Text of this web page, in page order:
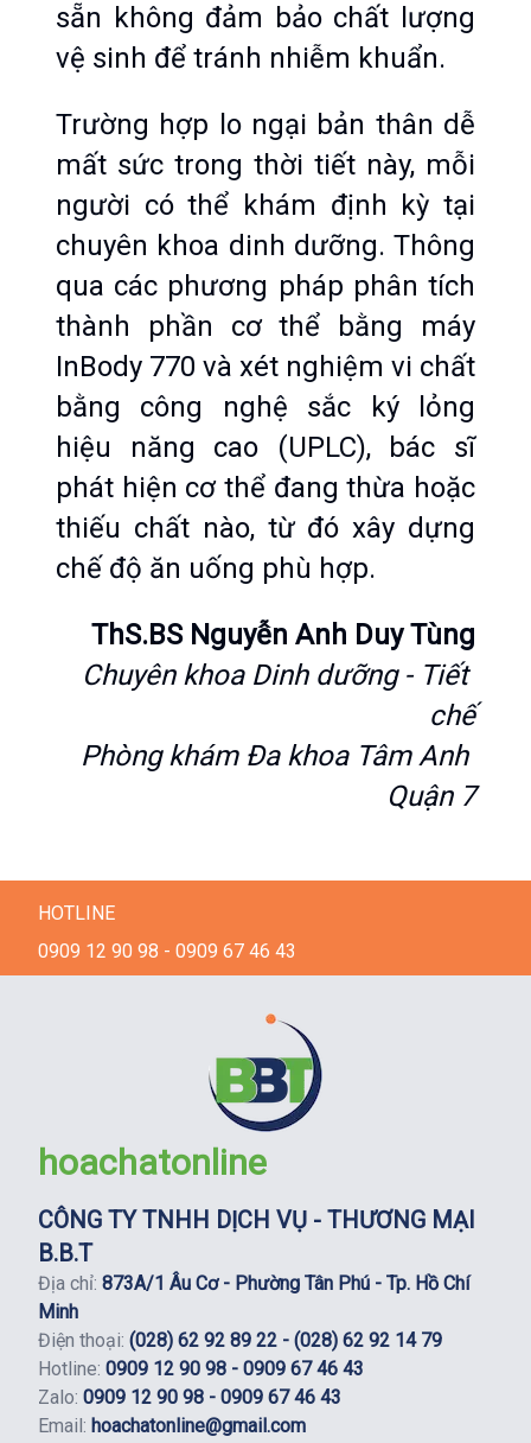
sẵn không đảm bảo chất lượng
vệ sinh để tránh nhiễm khuẩn.
Trường hợp lo ngại bản thân dễ
mất sức trong thời tiết này, mỗi
người có thể khám định kỳ tại
chuyên khoa dinh dưỡng. Thông
qua các phương pháp phân tích
thành phần cơ thể bằng máy
InBody 770 và xét nghiệm vi chất
bằng công nghệ sắc ký lỏng
hiệu năng cao (UPLC), bác sĩ
phát hiện cơ thể đang thừa hoặc
thiếu chất nào, từ đó xây dựng
chế độ ăn uống phù hợp.
ThS.BS Nguyễn Anh Duy Tùng
Chuyên khoa Dinh dưỡng - Tiết
chế
Phòng khám Đa khoa Tâm Anh
Quận 7
HOTLINE
0909 12 90 98 - 0909 67 46 43
hoachatonline
CÔNG TY TNHH DỊCH VỤ - THƯƠNG MẠI
B.B.T
Địa chỉ: 873A/1 Âu Cơ - Phường Tân Phú - Tp. Hồ Chí
Minh
Điện thoại: (028) 62 92 89 22 - (028) 62 92 14 79
Hotline: 0909 12 90 98 - 0909 67 46 43
Zalo: 0909 12 90 98 - 0909 67 46 43
Email: hoachatonline@gmail.com